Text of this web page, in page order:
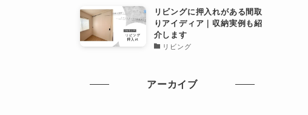
リビングに押入れがある間取
りアイディア｜収納実例も紹
介します
リビング
アーカイブ